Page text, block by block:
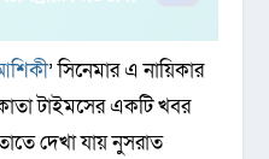
’ সিনেমার এ নায়িকার
টাইমসের একটি খবর
দেখা যায় নুসরাত